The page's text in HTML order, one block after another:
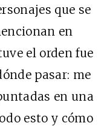
que se
en
el orden fue
pasar: me
en una
esto y cómo